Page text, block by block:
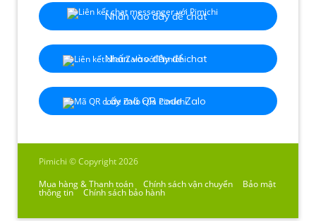
Nhấn vào đây để chat
Nhấn vào đây để chat
Lấy mã QR code Zalo
Pimichi © Copyright 2026
Mua hàng & Thanh toán
Chính sách vận chuyển Bảo mật
thông tin Chính sách bảo hành